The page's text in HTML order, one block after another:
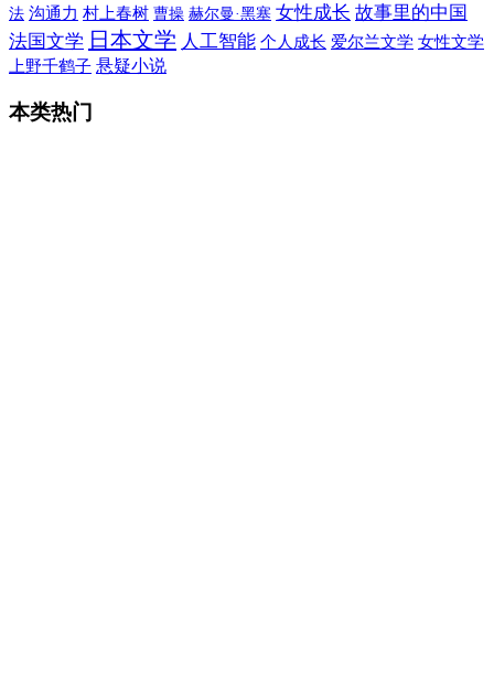
法 沟通力 村上春树 曹操 赫尔曼·黑塞 女性成长 故事里的中国
法国文学 日本文学 人工智能 个人成长 爱尔兰文学 女性文学
上野千鹤子 悬疑小说
本类热门